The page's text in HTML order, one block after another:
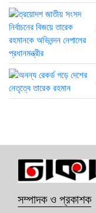
সম্পাদক ও প্রকাশক